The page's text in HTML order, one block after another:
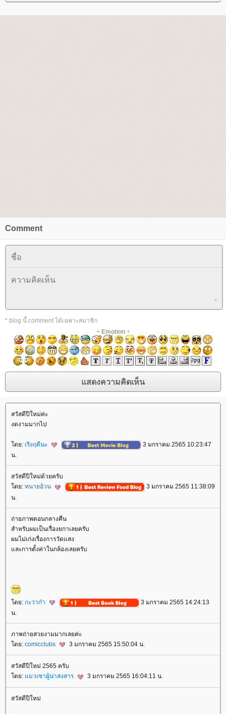
Comment
* blog นี้ comment ได้เฉพาะสมาชิก
+ Emotion+
สวัสดีปีใหม่ค่ะ
งดงามมากไป
ดย: เริงฤดีนะ
3 มกราคม 2565 10:23:47
น.
สวัสดีปีใหม่ด้วยครับ
ดย: ทนายอ้วน
3 มกราคม 2565 11:38:09
น.
ถ่ายภาพตอนกลางคืน
สำหรับผมเป็นเรื่องยกาเลยครับ
ผมไม่เก่งเรื่องการวัดแสง
ละการตั้งค่าในกล้องเลยครับ
ดย: กะว่าก๋า
3 มกราคม 2565 14:24:13
น.
ภาพถ่ายสวยงามมากเลยค่ะ
ดย: comicclubs 3 มกราคม 2565 15:50:04 น.
สวัสดีปีใหม่ 2565 ครับ
ดย: มวเซาผู้น่าสงสาร 3 มกราคม 2565 16:04:11 น.
สวัสดีปีใหม่